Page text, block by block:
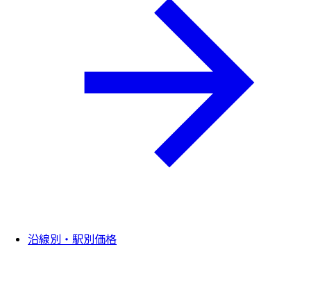
沿線別・駅別価格